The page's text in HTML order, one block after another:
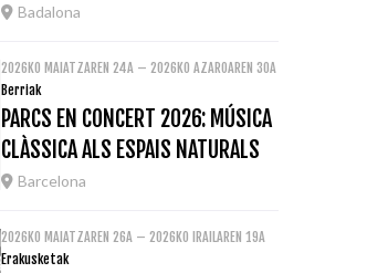
Badalona
2026KO MAIATZAREN 24A – 2026KO AZAROAREN 30A
Berriak
PARCS EN CONCERT 2026: MÚSICA
CLÀSSICA ALS ESPAIS NATURALS
Barcelona
2026KO MAIATZAREN 26A – 2026KO IRAILAREN 19A
Erakusketak